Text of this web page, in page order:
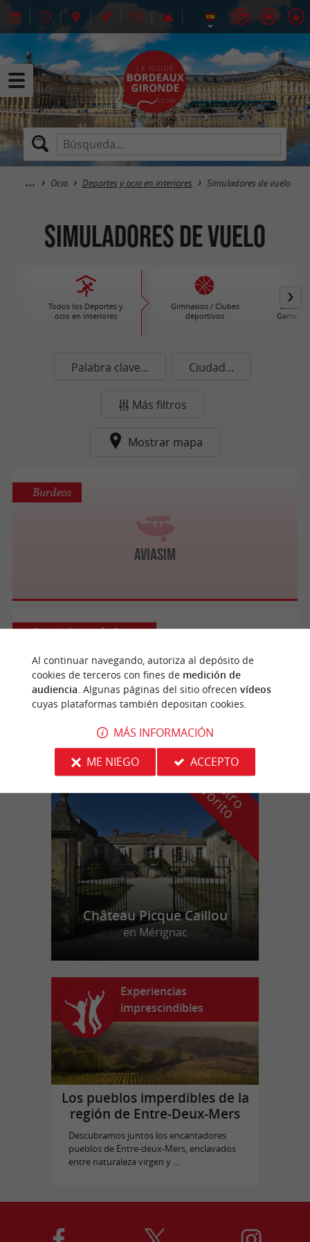
Ocio Deportes y ocio en interiores Simuladores de vuelo
Simuladores de vuelo
Todos los Deportes y
ocio en interiores
Gimnasios / Clubes
deportivos
Escape
Game /
Palabra clave... Ciudad...
Más filtros
Mostrar mapa
AviaSim
Burdeos
Hexagon Flight Corporate
Les Artigues-de-Lussac
n
u
e
s
t
r
o
f
a
v
o
r
i
t
o
Château Picque Caillou
en Mérignac
Experiencias
imprescindibles
Los pueblos imperdibles de la
región de Entre-Deux-Mers
Descubramos juntos los encantadores
pueblos de Entre-deux-Mers, enclavados
entre naturaleza virgen y ...
Al continuar navegando, autoriza al depósito de
cookies de terceros con fines de medición de
audiencia . Algunas páginas del sitio ofrecen vídeos
cuyas plataformas también depositan cookies.
MÁS INFORMACIÓN
ME NIEGO
ACCEPTO